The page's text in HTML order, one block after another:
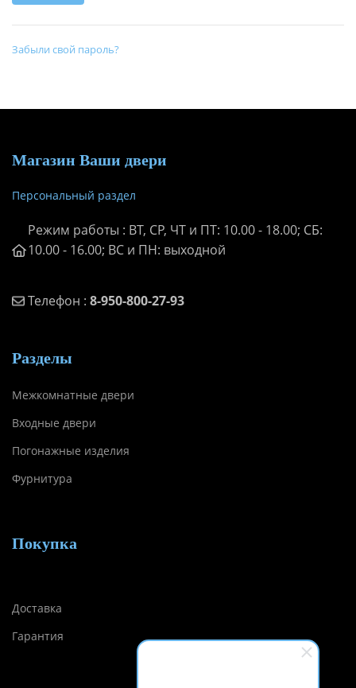
Забыли свой пароль?
Магазин Ваши двери
Персональный раздел
Режим работы : ВТ, СР, ЧТ и ПТ: 10.00 - 18.00; СБ:
10.00 - 16.00; ВС и ПН: выходной
Телефон : 8-950-800-27-93
Разделы
Межкомнатные двери
Входные двери
Погонажные изделия
Фурнитура
Покупка
Доставка
Гарантия